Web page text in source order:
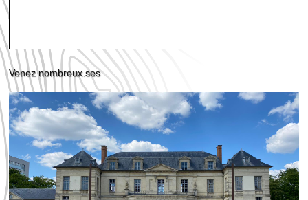
Venez nombreux.ses